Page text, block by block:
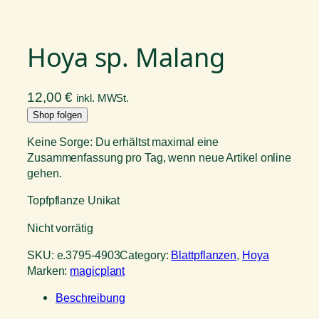
Hoya sp. Malang
12,00€ inkl. MWSt.
Shop folgen
Keine Sorge: Du erhältst maximal eine
Zusammenfassung pro Tag, wenn neue Artikel online
gehen.
Topfpflanze Unikat
Nicht vorrätig
SKU: e.3795-4903Category: Blattpflanzen, Hoya
Marken: magicplant
Beschreibung